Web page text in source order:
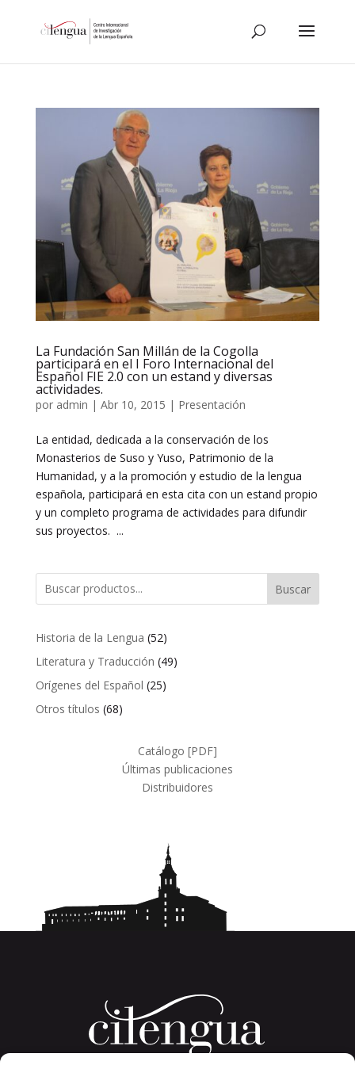
La Fundación San Millán de la Cogolla
participará en el I Foro Internacional del
Español FIE 2.0 con un estand y diversas
actividades.
por admin | Abr 10, 2015 | Presentación
La entidad, dedicada a la conservación de los
Monasterios de Suso y Yuso, Patrimonio de la
Humanidad, y a la promoción y estudio de la lengua
española, participará en esta cita con un estand propio
y un completo programa de actividades para difundir
sus proyectos. ...
Buscar
Historia de la Lengua 5252
productos
Literatura y Traducción 4949
Orígenes del Español 2525
Otros títulos 6868
Catálogo [PDF]
Últimas publicaciones
Distribuidores